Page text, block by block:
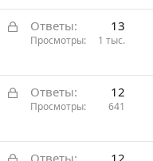
р
ыЗ
р
ы
Ответы 13
Просмотры 1 тыс.
З
р
ы
Ответы 12
Просмотры 641
З
Ответы 12